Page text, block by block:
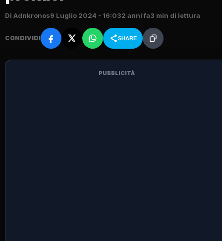
Di Adnkronos9 Luglio 2024 - 16:032 anni fa3 min di lettura
CONDIVIDI SHARE
PUBBLICITÀ